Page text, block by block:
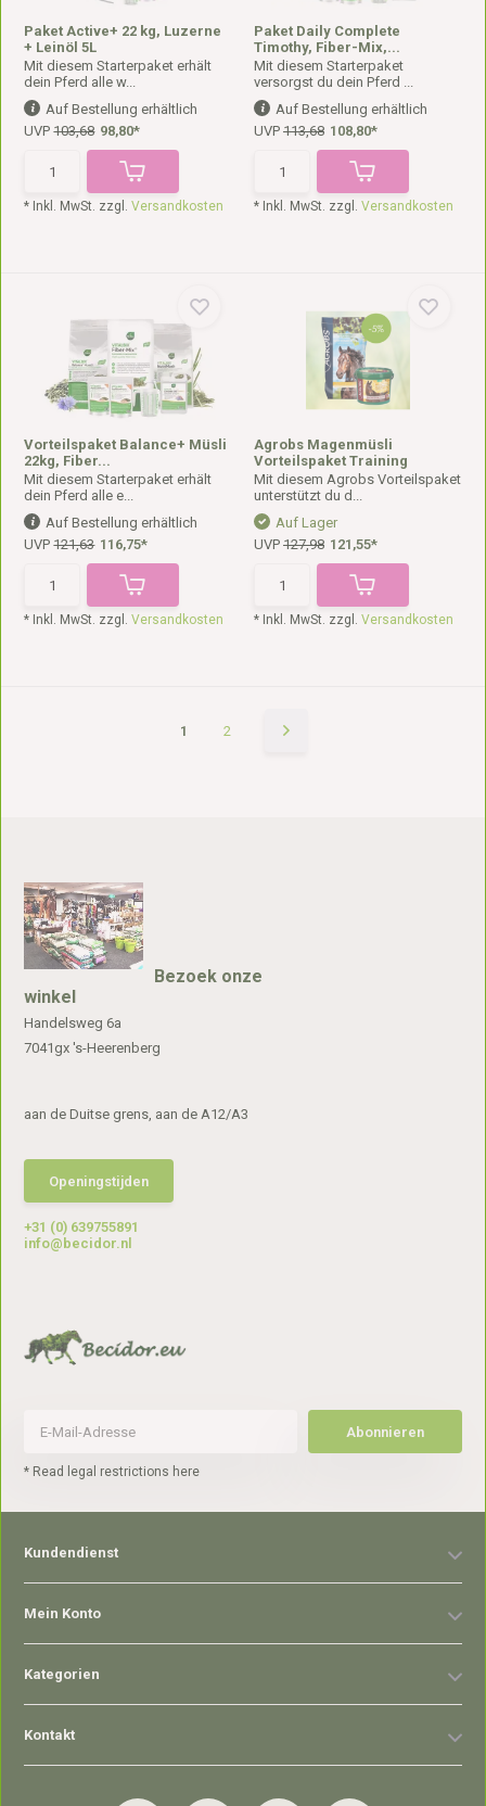
Paket Active+ 22 kg, Luzerne
+ Leinöl 5L
Mit diesem Starterpaket erhält
dein Pferd alle w...
Auf Bestellung erhältlich
UVP103,68 98,80*
* Inkl. MwSt. zzgl.Versandkosten
Paket Daily Complete
Timothy, Fiber-Mix,...
Mit diesem Starterpaket
versorgst du dein Pferd ...
Auf Bestellung erhältlich
UVP 113,68 108,80*
* Inkl. MwSt. zzgl. Versandkosten
Vorteilspaket Balance+ Müsli
22kg, Fiber...
Mit diesem Starterpaket erhält
dein Pferd alle e...
Auf Bestellung erhältlich
UVP121,63 116,75*
* Inkl. MwSt. zzgl.Versandkosten
Agrobs Magenmüsli
Vorteilspaket Training
Mit diesem Agrobs Vorteilspaket
unterstützt du d...
Auf Lager
UVP 127,98 121,55*
* Inkl. MwSt. zzgl. Versandkosten
1 2
Bezoek onze
winkel
Handelsweg 6a
7041gx 's-Heerenberg
aan de Duitse grens, aan de A12/A3
Openingstijden
+31 (0) 639755891
info@becidor.nl
Abonnieren
* Read legal restrictions here
Kundendienst
Mein Konto
Kategorien
Kontakt